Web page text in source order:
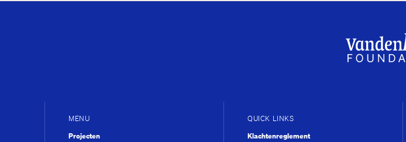
MENU
Projecten
QUICK LINKS
Klachtenreglement